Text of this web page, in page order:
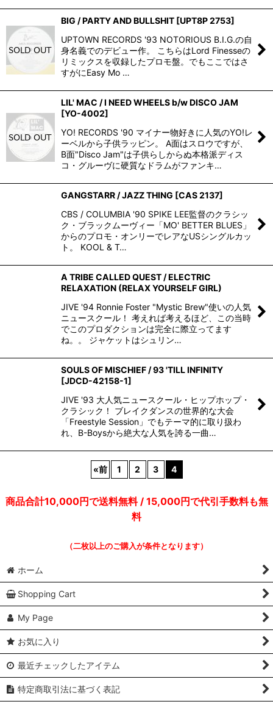
BIG / PARTY AND BULLSHIT [UPT8P 2753]
UPTOWN RECORDS '93 NOTORIOUS B.I.G.の自
身名義でのデビュー作。 こちらはLord Finesseの
リミックスを収録したプロモ盤。でもここではさ
すがにEasy Mo …
LIL' MAC / I NEED WHEELS b/w DISCO JAM
[YO-4002]
YO! RECORDS '90 マイナー物好きに人気のYO!レ
ーベルから子供ラッピン。 A面はスロウですが、
B面"Disco Jam"は子供らしからぬ本格派ディス
コ・グルーヴに硬質なドラムがファンキ…
GANGSTARR / JAZZ THING [CAS 2137]
CBS / COLUMBIA '90 SPIKE LEE監督のクラシッ
ク・ブラックムーヴィー「MO' BETTER BLUES」
からのプロモ・オンリーでレアなUSシングルカッ
ト。 KOOL & T…
A TRIBE CALLED QUEST / ELECTRIC
RELAXATION (RELAX YOURSELF GIRL)
JIVE '94 Ronnie Foster "Mystic Brew"使いの人気
ニュースクール！ 考えれば考えるほど、この当時
でこのプロダクションは完全に際立ってます
ね。。 ジャケットはシュリン…
SOULS OF MISCHIEF / 93 'TILL INFINITY
[JDCD-42158-1]
JIVE '93 大人気ニュースクール・ヒップホップ・
クラシック！ ブレイクダンスの世界的な大会
「Freestyle Session」でもテーマ的に取り扱わ
れ、B-Boysから絶大な人気を誇る一曲…
«前 1 2 3 4
商品合計10,000円で送料無料 / 15,000円で代引手数料も無
料
（二枚以上のご購入が条件となります）
ホーム
Shopping Cart
My Page
お気に入り
最近チェックしたアイテム
特定商取引法に基づく表記